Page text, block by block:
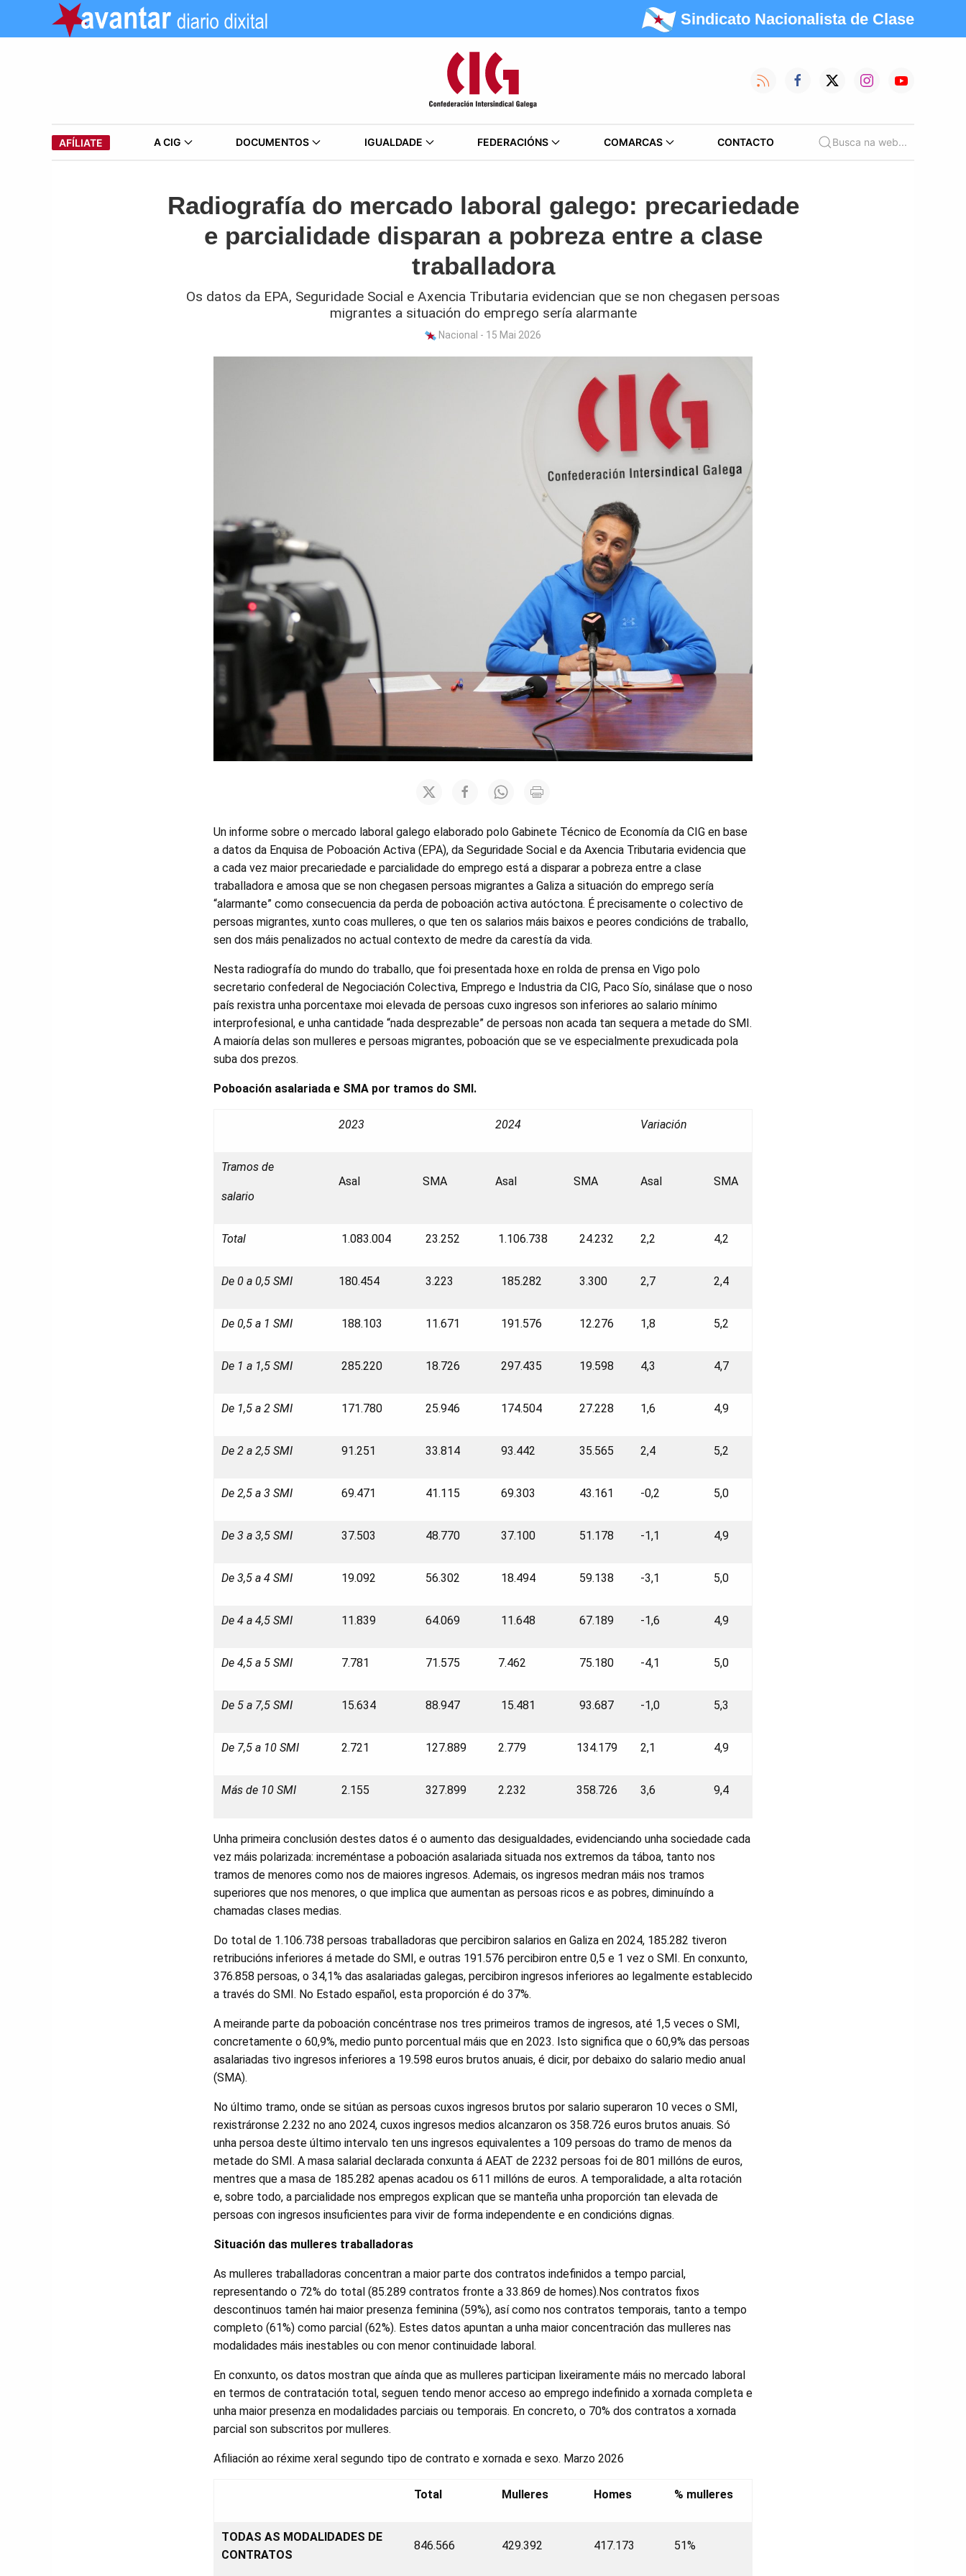
Sindicato Nacionalista de Clase
AFÍLIATE A CIG DOCUMENTOS IGUALDADE FEDERACIÓNS COMARCAS CONTACTO Busca na web...
Radiografía do mercado laboral galego: precariedade
e parcialidade disparan a pobreza entre a clase
traballadora
Os datos da EPA, Seguridade Social e Axencia Tributaria evidencian que se non chegasen persoas
migrantes a situación do emprego sería alarmante
Nacional - 15 Mai 2026
Un informe sobre o mercado laboral galego elaborado polo Gabinete Técnico de Economía da CIG en base
a datos da Enquisa de Poboación Activa (EPA), da Seguridade Social e da Axencia Tributaria evidencia que
a cada vez maior precariedade e parcialidade do emprego está a disparar a pobreza entre a clase
traballadora e amosa que se non chegasen persoas migrantes a Galiza a situación do emprego sería
“alarmante” como consecuencia da perda de poboación activa autóctona. É precisamente o colectivo de
persoas migrantes, xunto coas mulleres, o que ten os salarios máis baixos e peores condicións de traballo,
sen dos máis penalizados no actual contexto de medre da carestía da vida.
Nesta radiografía do mundo do traballo, que foi presentada hoxe en rolda de prensa en Vigo polo
secretario confederal de Negociación Colectiva, Emprego e Industria da CIG, Paco Sío, sinálase que o noso
país rexistra unha porcentaxe moi elevada de persoas cuxo ingresos son inferiores ao salario mínimo
interprofesional, e unha cantidade “nada desprezable” de persoas non acada tan sequera a metade do SMI.
A maioría delas son mulleres e persoas migrantes, poboación que se ve especialmente prexudicada pola
suba dos prezos.
Poboación asalariada e SMA por tramos do SMI.
2023 2024 Variación
Tramos de
salario
Asal SMA Asal SMA Asal SMA
Total 1.083.004 23.252 1.106.738 24.232 2,2 4,2
De 0 a 0,5 SMI 180.454 3.223 185.282 3.300 2,7 2,4
De 0,5 a 1 SMI 188.103 11.671 191.576 12.276 1,8 5,2
De 1 a 1,5 SMI 285.220 18.726 297.435 19.598 4,3 4,7
De 1,5 a 2 SMI 171.780 25.946 174.504 27.228 1,6 4,9
De 2 a 2,5 SMI 91.251 33.814 93.442 35.565 2,4 5,2
De 2,5 a 3 SMI 69.471 41.115 69.303 43.161 -0,2 5,0
De 3 a 3,5 SMI 37.503 48.770 37.100 51.178 -1,1 4,9
De 3,5 a 4 SMI 19.092 56.302 18.494 59.138 -3,1 5,0
De 4 a 4,5 SMI 11.839 64.069 11.648 67.189 -1,6 4,9
De 4,5 a 5 SMI 7.781 71.575 7.462 75.180 -4,1 5,0
De 5 a 7,5 SMI 15.634 88.947 15.481 93.687 -1,0 5,3
De 7,5 a 10 SMI 2.721 127.889 2.779 134.179 2,1 4,9
Más de 10 SMI 2.155 327.899 2.232 358.726 3,6 9,4
Unha primeira conclusión destes datos é o aumento das desigualdades, evidenciando unha sociedade cada
vez máis polarizada: increméntase a poboación asalariada situada nos extremos da táboa, tanto nos
tramos de menores como nos de maiores ingresos. Ademais, os ingresos medran máis nos tramos
superiores que nos menores, o que implica que aumentan as persoas ricos e as pobres, diminuíndo a
chamadas clases medias.
Do total de 1.106.738 persoas traballadoras que percibiron salarios en Galiza en 2024, 185.282 tiveron
retribucións inferiores á metade do SMI, e outras 191.576 percibiron entre 0,5 e 1 vez o SMI. En conxunto,
376.858 persoas, o 34,1% das asalariadas galegas, percibiron ingresos inferiores ao legalmente establecido
a través do SMI. No Estado español, esta proporción é do 37%.
A meirande parte da poboación concéntrase nos tres primeiros tramos de ingresos, até 1,5 veces o SMI,
concretamente o 60,9%, medio punto porcentual máis que en 2023. Isto significa que o 60,9% das persoas
asalariadas tivo ingresos inferiores a 19.598 euros brutos anuais, é dicir, por debaixo do salario medio anual
(SMA).
No último tramo, onde se sitúan as persoas cuxos ingresos brutos por salario superaron 10 veces o SMI,
rexistráronse 2.232 no ano 2024, cuxos ingresos medios alcanzaron os 358.726 euros brutos anuais. Só
unha persoa deste último intervalo ten uns ingresos equivalentes a 109 persoas do tramo de menos da
metade do SMI. A masa salarial declarada conxunta á AEAT de 2232 persoas foi de 801 millóns de euros,
mentres que a masa de 185.282 apenas acadou os 611 millóns de euros. A temporalidade, a alta rotación
e, sobre todo, a parcialidade nos empregos explican que se manteña unha proporción tan elevada de
persoas con ingresos insuficientes para vivir de forma independente e en condicións dignas.
Situación das mulleres traballadoras
As mulleres traballadoras concentran a maior parte dos contratos indefinidos a tempo parcial,
representando o 72% do total (85.289 contratos fronte a 33.869 de homes).Nos contratos fixos
descontinuos tamén hai maior presenza feminina (59%), así como nos contratos temporais, tanto a tempo
completo (61%) como parcial (62%). Estes datos apuntan a unha maior concentración das mulleres nas
modalidades máis inestables ou con menor continuidade laboral.
En conxunto, os datos mostran que aínda que as mulleres participan lixeiramente máis no mercado laboral
en termos de contratación total, seguen tendo menor acceso ao emprego indefinido a xornada completa e
unha maior presenza en modalidades parciais ou temporais. En concreto, o 70% dos contratos a xornada
parcial son subscritos por mulleres.
Afiliación ao réxime xeral segundo tipo de contrato e xornada e sexo. Marzo 2026
Total Mulleres Homes % mulleres
TODAS AS MODALIDADES DE
CONTRATOS
846.566 429.392 417.173 51%